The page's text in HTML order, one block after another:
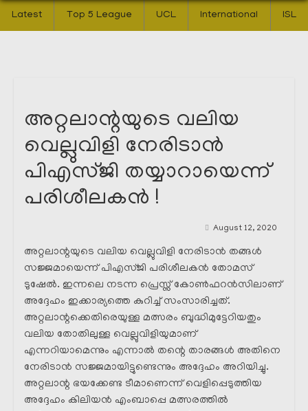
Latest Top 5 League UCL International ISL
അറ്റലാന്റയുടെ വലിയ
വെല്ലുവിളി നേരിടാൻ
പിഎസ്ജി തയ്യാറായെന്ന്
പരിശീലകൻ !
August 12, 2020
അറ്റലാന്റയുടെ വലിയ വെല്ലുവിളി നേരിടാൻ തങ്ങൾ
സജ്ജമായെന്ന് പിഎസ്ജി പരിശീലകൻ തോമസ്
ടുഷേൽ. ഇന്നലെ നടന്ന പ്രെസ്സ് കോൺഫറൻസിലാണ്
അദ്ദേഹം ഇക്കാര്യത്തെ കുറിച്ച് സംസാരിച്ചത്.
അറ്റലാന്റക്കെതിരെയുള്ള മത്സരം ബുദ്ധിമുട്ടേറിയതും
വലിയ തോതിലുള്ള വെല്ലുവിളിയുമാണ്
എന്നറിയാമെന്നും എന്നാൽ തന്റെ താരങ്ങൾ അതിനെ
നേരിടാൻ സജ്ജമായിട്ടുണ്ടെന്നും അദ്ദേഹം അറിയിച്ചു.
അറ്റലാന്റ ഭയക്കേണ്ട ടീമാണെന്ന് വെളിപ്പെടുത്തിയ
അദ്ദേഹം കിലിയൻ എംബാപ്പെ മത്സരത്തിൽ